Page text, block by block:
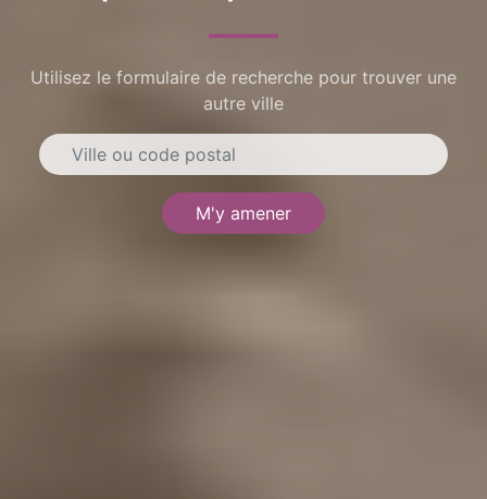
Utilisez le formulaire de recherche pour trouver une
autre ville
M'y amener